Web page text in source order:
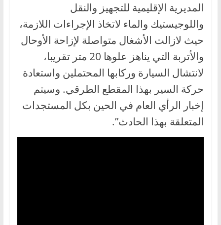
المديرية الإقليمية للتجهيز والنقل
واللوجيستيك والماء لاتخاذ الإجراءات اللازمة،
حيث لازالت الأشغال متواصلة لإزاحة الأوحال
والأتربة التي يناهز علوها 20 متر تقريبا،
لانتشال السيارة وركابها المحتملين واستعادة
حركة السير بهذا المقطع الطرقي. وسيتم
إخبار الرأي العام في الحين بكل المستجدات
المتعلقة بهذا الحادث”.